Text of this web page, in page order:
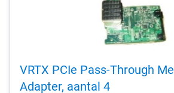
VRTX PCIe Pass-Through
Adapter, aantal 4